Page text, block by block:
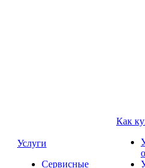
Услуги
Сервисные
Как